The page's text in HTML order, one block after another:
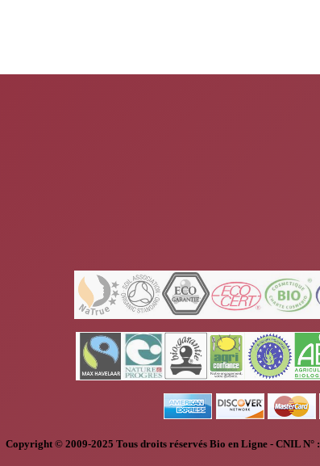
Copyright © 2009-2025 Tous droits réservés Bio en Ligne - CNIL N° :